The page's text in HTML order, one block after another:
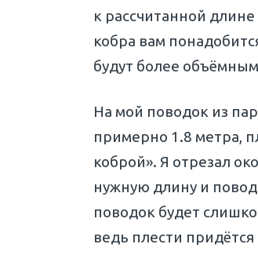
к рассчитанной
кобра вам
будут более
На мой поводок из
примерно 1.8 метра,
коброй». Я отрезал
нужную длину и
поводок будет
ведь плести